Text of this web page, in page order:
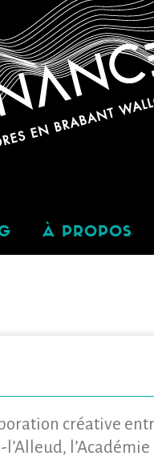
À PROPOS
créative